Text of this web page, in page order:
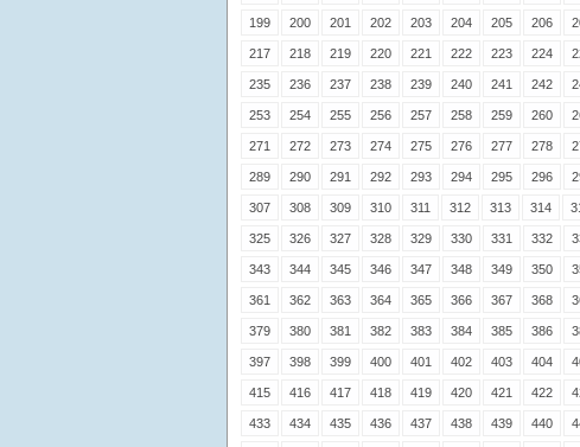
199 200 201 202 203 204 205 206
217 218 219 220 221 222 223 224
235 236 237 238 239 240 241 242
253 254 255 256 257 258 259 260
271 272 273 274 275 276 277 278
289 290 291 292 293 294 295 296
307 308 309 310 311 312 313 314
325 326 327 328 329 330 331 332
343 344 345 346 347 348 349 350
361 362 363 364 365 366 367 368
379 380 381 382 383 384 385 386
397 398 399 400 401 402 403 404
415 416 417 418 419 420 421 422
433 434 435 436 437 438 439 440